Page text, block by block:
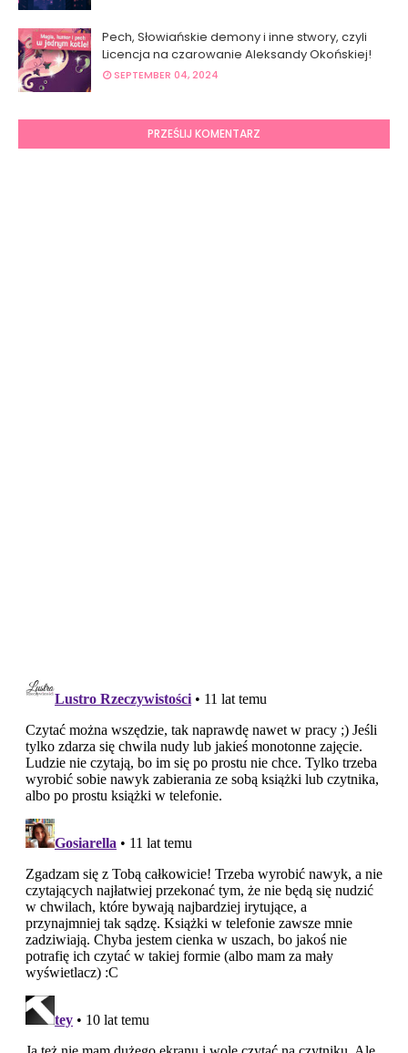
Pech, Słowiańskie demony i inne stwory, czyli
Licencja na czarowanie Aleksandy Okońskiej!
SEPTEMBER 04, 2024
PRZEŚLIJ KOMENTARZ